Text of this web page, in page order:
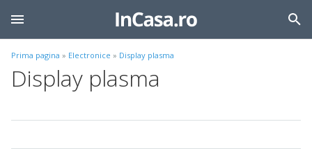
Prima pagina » Electronice » Display plasma
Display plasma